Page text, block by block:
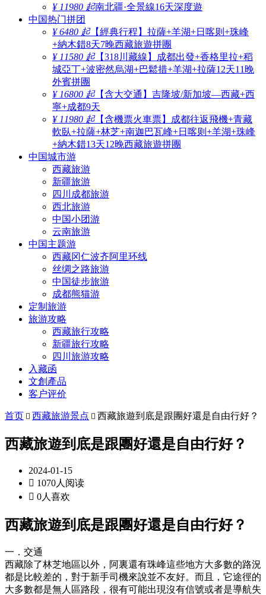
¥ 11980 起南北疆·全景線16天深度遊
中国热门拼团
¥ 6480 起【經典行程】拉薩+羊湖+日喀则+珠峰
+納木錯8天7晚西藏旅遊拼團
¥ 11580 起【318川藏線】成都出發+香格里拉+稻
城亞丁+波密然烏湖+巴鬆措+羊湖+拉薩12天11晚
外賓拼團
¥ 16800 起【含大交通】吉隆坡/新加坡—西藏+西
寧+成都9天
¥ 11980 起【含機票火車票】成都往返飛機+青藏
軟臥+拉薩+林芝+南迦巴瓦峰+日喀则+羊湖+珠峰
+納木錯13天12晚西藏旅遊拼團
中国城市游
西藏旅游
新疆旅游
四川成都旅游
西北旅游
中国小团游
云南旅游
中国主题游
西藏冈仁波齐阿里环线
丝绸之路旅游
中国徒步旅游
成都熊猫游
定制旅游
旅游攻略
西藏旅行攻略
新疆旅行攻略
四川旅游攻略
入藏函
文創產品
客户评价
首页  西藏旅游景点  西藏旅遊到底是跟團好還是自由行好？
西藏旅遊到底是跟團好還是自由行好？
2024-01-15
 1070人阅读
 0人喜欢
西藏旅遊到底是跟團好還是自由行好？
一．交通
西藏除了林芝地區以外，阿裏還有珠峰這些地方大多數的路況
都是比較差的，對于新手司機來說並不友好。而且，它途徑的
大多數都是無人區路段，很有可能出現沒有信號或者是導航失